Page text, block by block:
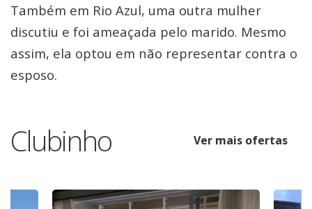
Também em Rio Azul, uma outra mulher
discutiu e foi ameaçada pelo marido. Mesmo
assim, ela optou em não representar contra o
esposo.
Clubinho Ver mais ofertas